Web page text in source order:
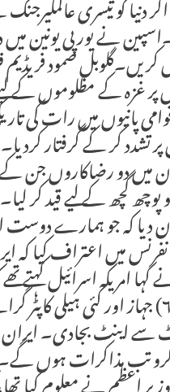
کو تیسری عالمگیرجنگ
نے یورپی یونین
غزہ کے مظلوموں
پانیوں میں رات کی
کر کے گرفتار کردیا۔
میں دو رضاکاروں
پوچھ گچھ کے لیے قید
دیا کہ جو ہمارے
میں اعتراف کیا کہ
امریکہ اسرائیل
ساٹھ دن لڑا امریکا کے سولہ(۶۱)
سے اینٹ بجادی۔
کرو تب مذاکرات ہوں